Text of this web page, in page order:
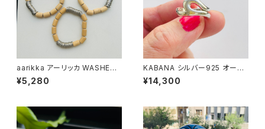
aarikka アーリッカ WASHER
＆WOODブレスレット
¥5,280
KABANA シルバー925 オーガ
ニックフォームリング（11号）
¥14,300